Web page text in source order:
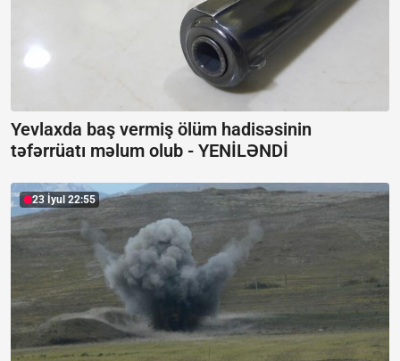
Yevlaxda baş vermiş ölüm hadisəsinin
təfərrüatı məlum olub - YENİLƏNDİ
23 İyul 22:55